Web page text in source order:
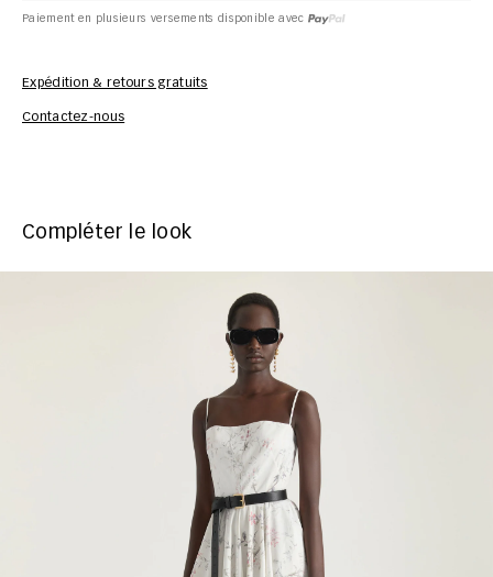
Paiement en plusieurs versements disponible avec
Expédition & retours gratuits
Contactez-nous
Compléter le look